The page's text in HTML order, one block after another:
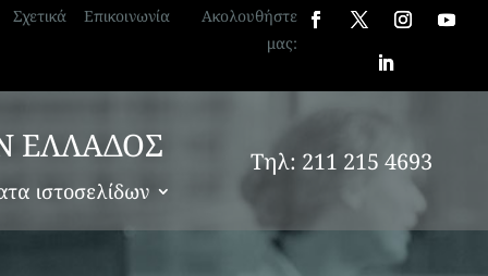
Σχετικά Επικοινωνία
Ακολουθήστε
μας:
ΕΛΛΑΔΟΣ
ιστοσελίδων
Τηλ: 211 215 4693